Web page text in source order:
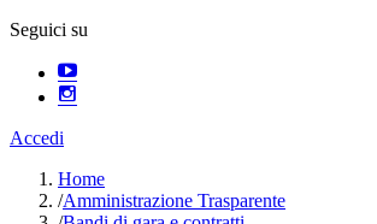
Seguici su
Accedi
Home
/Amministrazione Trasparente